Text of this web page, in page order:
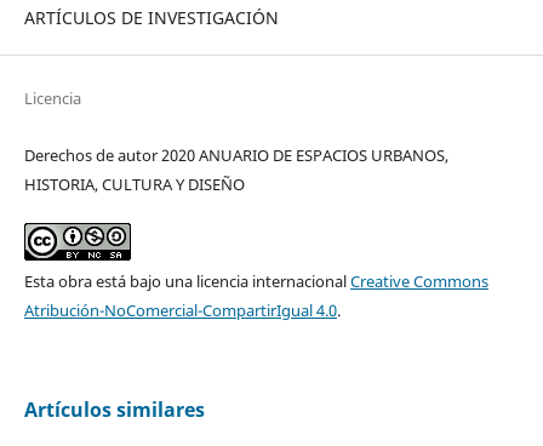
ARTÍCULOS DE INVESTIGACIÓN
Licencia
Derechos de autor 2020 ANUARIO DE ESPACIOS URBANOS,
HISTORIA, CULTURA Y DISEÑO
Esta obra está bajo una licencia internacionalCreative Commons
Atribución-NoComercial-CompartirIgual 4.0.
Artículos similares